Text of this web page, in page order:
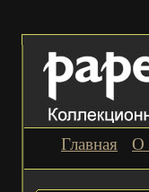
Главная О